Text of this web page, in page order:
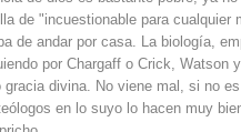
de "incuestionable para cualquier
de andar por casa. La biología,
por Chargaff o Crick,
divina. No viene mal, si no
en lo suyo lo hacen muy